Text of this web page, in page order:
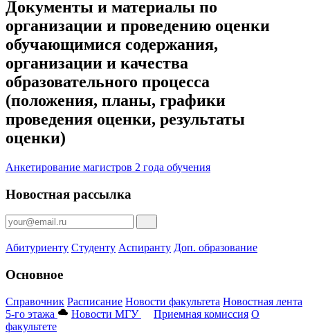
Документы и материалы по
организации и проведению оценки
обучающимися содержания,
организации и качества
образовательного процесса
(положения, планы, графики
проведения оценки, результаты
оценки)
Анкетирование магистров 2 года обучения
Новостная рассылка
Абитуриенту Студенту Аспиранту Доп. образование
Основное
Справочник Расписание Новости факультета Новостная лента
5-го этажа
Новости МГУ Приемная комиссия О
факультете